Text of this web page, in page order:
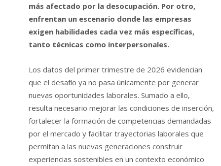
más afectado por la desocupación. Por otro,
enfrentan un escenario donde las empresas
exigen habilidades cada vez más específicas,
tanto técnicas como interpersonales.
Los datos del primer trimestre de 2026 evidencian
que el desafío ya no pasa únicamente por generar
nuevas oportunidades laborales. Sumado a ello,
resulta necesario mejorar las condiciones de inserción,
fortalecer la formación de competencias demandadas
por el mercado y facilitar trayectorias laborales que
permitan a las nuevas generaciones construir
experiencias sostenibles en un contexto económico